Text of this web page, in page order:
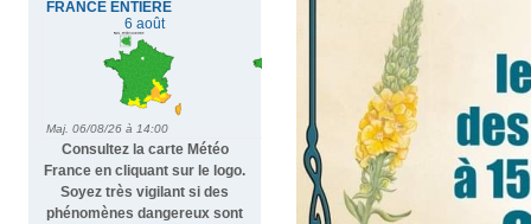
Consultez la carte Météo
France en cliquant sur le logo.
Soyez très vigilant si des
phénomènes dangereux sont